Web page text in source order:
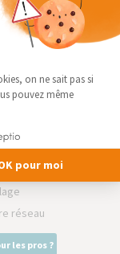
Architectes
réseau
les pros ?
on ne sait pas si
pouvez même
pour moi